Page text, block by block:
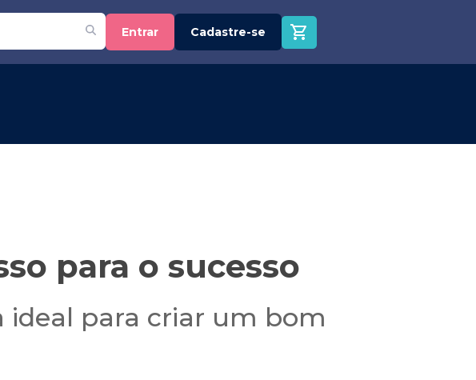
Entrar Cadastre-se
para o sucesso
ideal para criar um bom